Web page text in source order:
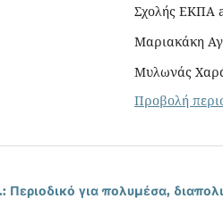
Σχολής ΕΚΠΑ
Μαριακάκη
Μυλωνάς
Προβολή
Περιοδικό για πολυμέσα,